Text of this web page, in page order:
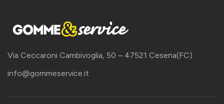
Via Ceccaroni Cambivoglia, 50 – 47521 Cesena(FC)
info@gommeservice.it